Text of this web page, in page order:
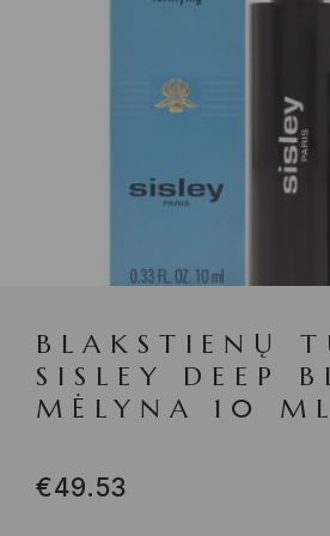
BLAKSTIENŲ
SISLEY DEEP
MĖLYNA 10 ML
€49.53